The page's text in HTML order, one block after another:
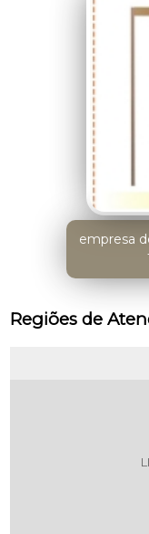
empresa
Regiões de